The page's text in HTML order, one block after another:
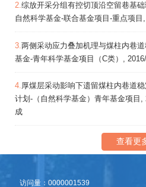
2.综放开采分组有控切顶沿空留巷基
自然科学基金-联合基金项目-重点项
3. 两侧采动应力叠加机理与煤柱内巷
基金-青年科学基金项目（C类）,
4. 厚煤层采动影响下遗留煤柱内巷道
计划-（自然科学基金）青年基金项目
成
查看更
访问量：0000001539